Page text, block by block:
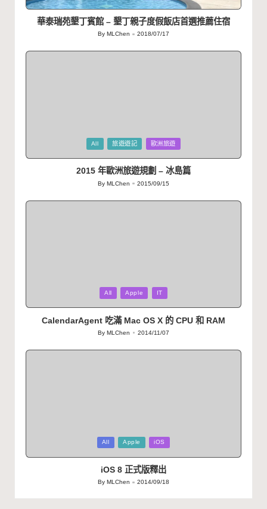
in
華泰瑞苑墾丁賓館 – 墾丁親子度假飯店首選推薦住宿
Posted
By MLChen 2018/07/17
All 旅遊遊記 歐洲旅遊
2015 年歐洲旅遊規劃 – 冰島篇
Posted
By MLChen 2015/09/15
All Apple IT
CalendarAgent 吃滿 Mac OS X 的 CPU 和 RAM
Posted
ByMLChen 2014/11/07
All Apple iOS
iOS 8 正式版釋出
Posted
By MLChen 2014/09/18